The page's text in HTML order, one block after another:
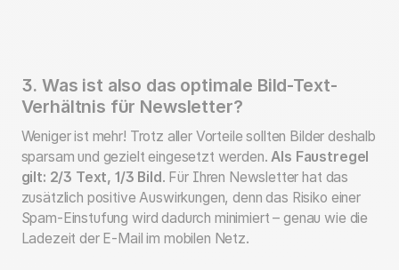
3. Was ist also das optimale Bild-Text-
Verhältnis für Newsletter?
Weniger ist mehr! Trotz aller Vorteile sollten Bilder deshalb
sparsam und gezielt eingesetzt werden. Als Faustregel
gilt: 2/3 Text, 1/3 Bild. Für Ihren Newsletter hat das
zusätzlich positive Auswirkungen, denn das Risiko einer
Spam-Einstufung wird dadurch minimiert – genau wie die
Ladezeit der E-Mail im mobilen Netz.